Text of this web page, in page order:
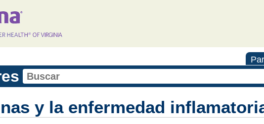
y la enfermedad